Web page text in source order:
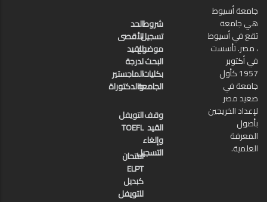
جامعة أسيوط
هي جامعة
تقع في أسيوط
، مصر. تأسست
في أكتوبر
1957 كأول
جامعة في
صعيد مصر
لإعداد الخريجين
بأصول
المعرفة
العلمية.
شروط
تسجيل
موضوع
البحث
بكليات
الجامعة
الحد
الأقصى
للقيد
لدرجة
الماجستير
والدكتوراة
وقف
القيد
وإلغاء
التسجيل
التويفل
TOEFL
امتحان
ELPT
كبديل
للتويفل